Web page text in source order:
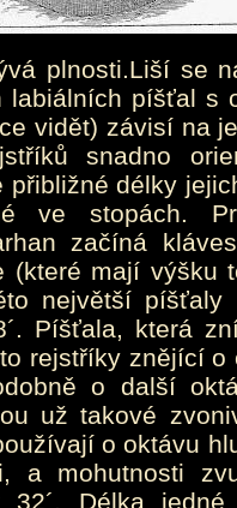
plnosti.Liší se
labiálních píšťal s
vidět) závisí na
snadno
přibližné délky
ve stopách.
začíná
(které mají výšku
největší
Píšťala, která
rejstříky znějící
o další
už takové
o oktávu
a mohutnosti
32´. Délka